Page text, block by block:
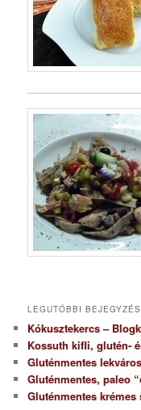
LEGUTÓBBI
Kókusztekercs –
Kossuth kifli, glutén-
Gluténmentes
Gluténmentes, paleo
Gluténmentes